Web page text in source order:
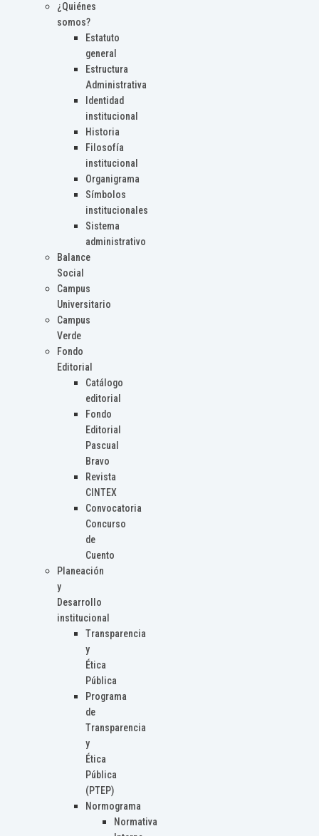
¿Quiénes
somos?
Estatuto
general
Estructura
Administrativa
Identidad
institucional
Historia
Filosofía
institucional
Organigrama
Símbolos
institucionales
Sistema
administrativo
Balance
Social
Campus
Universitario
Campus
Verde
Fondo
Editorial
Catálogo
editorial
Fondo
Editorial
Pascual
Bravo
Revista
CINTEX
Convocatoria
Concurso
de
Cuento
Planeación
y
Desarrollo
institucional
Transparencia
y
Ética
Pública
Programa
de
Transparencia
y
Ética
Pública
(PTEP)
Normograma
Normativa